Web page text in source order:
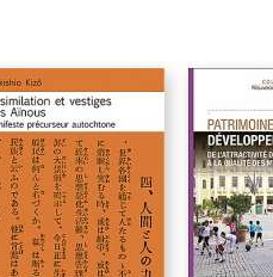
Chapitre 2_Jeux
Chapitre
d'une pédagogie
Bibliographie de la
Partie 2_Pédagogie,
Chapitre